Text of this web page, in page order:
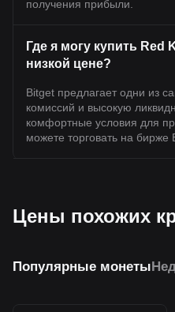
получения прибыли.
Где я могу купить Red
низкой цене?
Bitget предлагает одни из
комиссий и высокую
комфортные условия для
можете торговать на бирже
Цены похожих
Популярные монеты